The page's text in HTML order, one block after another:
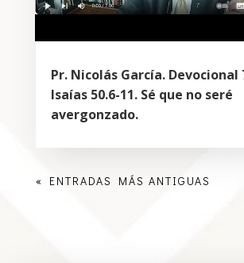
Pr. Nicolás García. Devocional
Isaías 50.6-11. Sé que no seré
avergonzado.
« ENTRADAS MÁS ANTIGUAS